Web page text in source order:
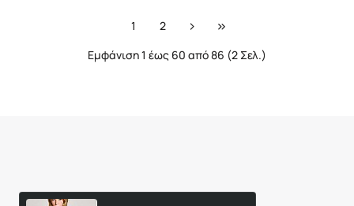
1
2
Εμφάνιση 1 έως 60 από 86 (2 Σελ.)